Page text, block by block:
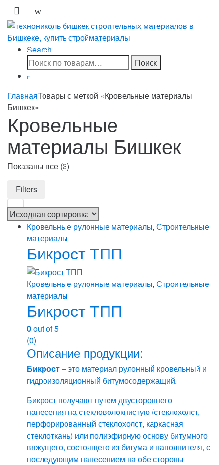
Skip
navigation
Skip
content
Search
Искать:
Поиск
ГлавнаяТовары с меткой «Кровельные материалы
Бишкек»
Кровельные
материалы Бишкек
Показаны все (3)
Filters
Кровельные рулонные материалы, Строительные
материалы
Бикрост ТПП
Кровельные рулонные материалы, Строительные
материалы
Бикрост ТПП
0out of 5
(0)
Описание продукции:
Бикрост– это материал рулонный кровельный и
гидроизоляционный битумосодержащий.
Бикрост получают путем двустороннего
нанесения на стекловолокнистую (стеклохолст,
перфорированный стеклохолст, каркасная
стеклоткань) или полиэфирную основу битумного
вяжущего, состоящего из битума и наполнителя, с
последующим нанесением на обе стороны